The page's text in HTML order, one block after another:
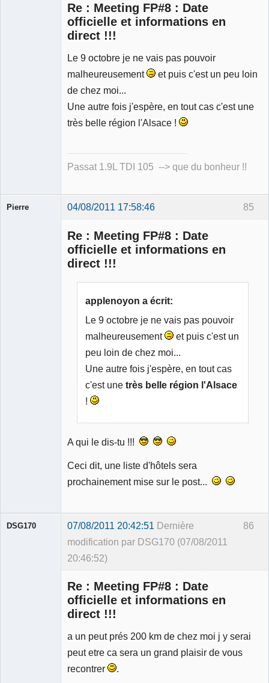
Re : Meeting FP#8 : Date
officielle et informations en
direct !!!
Le 9 octobre je ne vais pas pouvoir
malheureusement
et puis c'est un peu loin
de chez moi...
Une autre fois j'espère, en tout cas c'est une
très belle région l'Alsace !
Passat 1.9L TDI 105 --> que du bonheur !!
85
Pierre 04/08/2011 17:58:46
Re : Meeting FP#8 : Date
officielle et informations en
direct !!!
applenoyon a écrit:
Le 9 octobre je ne vais pas pouvoir
malheureusement
et puis c'est un
peu loin de chez moi...
Une autre fois j'espère, en tout cas
c'est une très belle région l'Alsace
!
A qui le dis-tu !!!
Ceci dit, une liste d'hôtels sera
prochainement mise sur le post...
86
DSG170 07/08/2011 20:42:51 Dernière
modification par DSG170 (07/08/2011
20:46:52)
Re : Meeting FP#8 : Date
officielle et informations en
direct !!!
a un peut prés 200 km de chez moi j y serai
peut etre ca sera un grand plaisir de vous
recontrer
.